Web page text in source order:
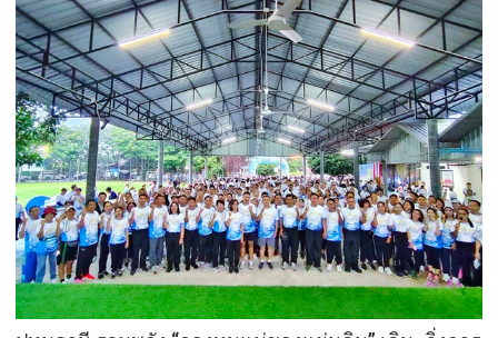
เบื้อง
ต้นทาง
โรงเรียน
ญว.
ได้
ปิด
ประตู
ทั้งหมด